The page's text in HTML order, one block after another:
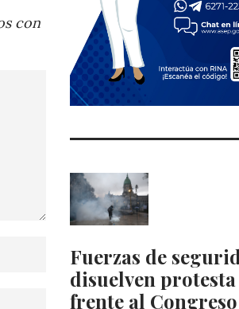
con
Fuerzas de
disuelven protesta
frente al Congreso